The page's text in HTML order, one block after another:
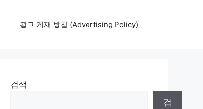
광고 게재 방침 (Advertising Policy)
검색
검